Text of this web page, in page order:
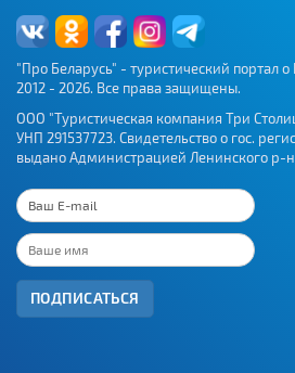
"Про Беларусь" - туристический портал
2012 - 2026. Все права защищены.
ООО "Туристическая компания Три
УНП 291537723. Свидетельство о гос.
выдано Администрацией Ленинского р-
ПОДПИСАТЬСЯ